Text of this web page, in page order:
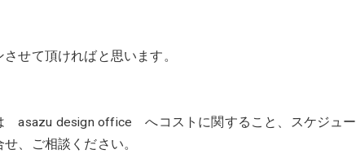
せて頂ければと思います。
asazu design office へコストに関すること、スケジュー
、ご相談ください。